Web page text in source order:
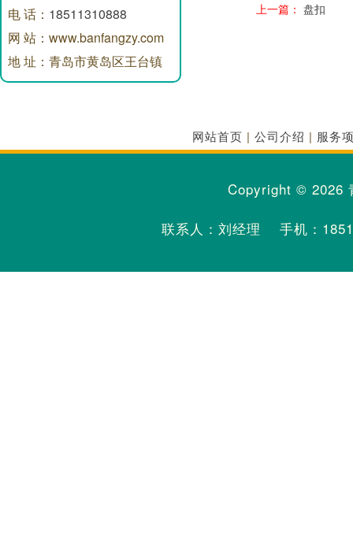
电 话： 18511310888
网 站：www.banfangzy.com
地 址：青岛市黄岛区王台镇
上一篇： 盘扣
网站首页 | 公司介绍 | 服务
Copyright © 2026
联系人：刘经理 手机：